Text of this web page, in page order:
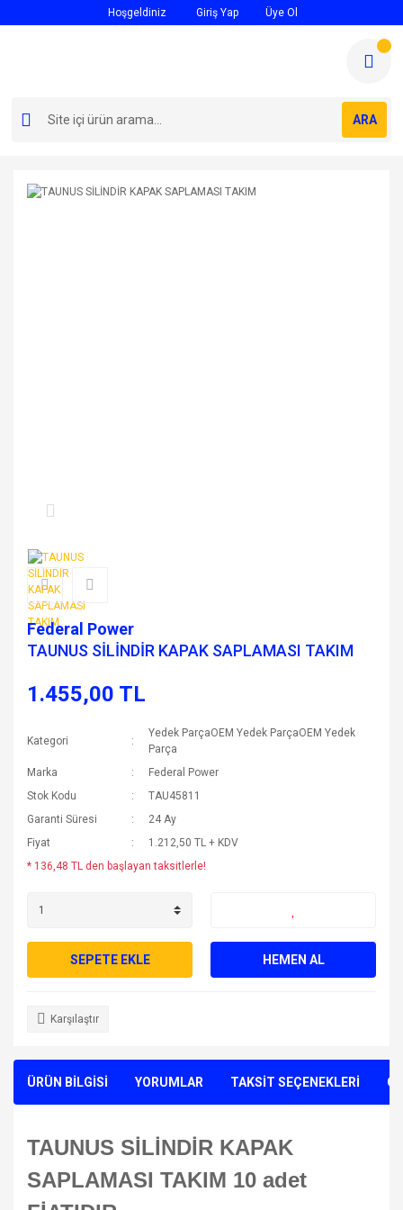
Hoşgeldiniz Giriş Yap Üye Ol
ARA
Federal Power
TAUNUS SİLİNDİR KAPAK SAPLAMASI TAKIM
1.455,00 TL
Kategori
Yedek ParçaOEM Yedek ParçaOEM Yedek
Parça
Marka
Federal Power
Stok Kodu
TAU45811
Garanti Süresi
24 Ay
Fiyat
1.212,50 TL + KDV
* 136,48 TL den başlayan taksitlerle!
SEPETE EKLE HEMEN AL
Karşılaştır
ÜRÜN BİLGİSİ YORUMLAR TAKSİT SEÇENEKLERİ
TAUNUS SİLİNDİR KAPAK
SAPLAMASI TAKIM 10 adet